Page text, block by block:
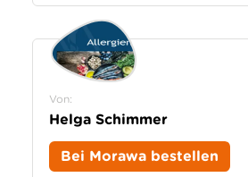
Von:
Helga Schimmer
Bei Morawa bestellen